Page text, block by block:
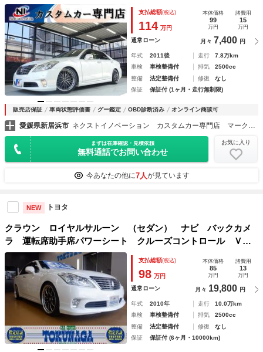
ナビ・フルセグ・ブルートゥース・バックカメラ・ビルトイン
ＥＴＣ・オートクルーズ・クリアランスソナー・木目調ハンド
ル・
支払総額(税込)
114 万円
本体価格
99
万円
諸費用
15
万円
通常ローン 月々 7,400 円
年式 2011後 走行
7.8万km
車検
車検整備付 排気
2500cc
整備
法定整備付 修復
なし
保証
保証付 (1ヶ月・走行無制限)
販売店保証 車両状態評価書 グー鑑定 OBD診断済み オンライン商談可
愛媛県新居浜市 ネクストイノベーション カスタムカー専門店 マークＸ・クラウン・プリウス専門店
まずは在庫確認・見積依頼
無料通話でお問い合わせ
お気に入り
今あなたの他に7人が見ています
NEW トヨタ
クラウン ロイヤルサルーン （セダン） ナビ バックカメ
ラ 運転席助手席パワーシート クルーズコントロール ＶＳ
Ｃ プッシュスタート スマートキー キセノン 電動格納ミ
ラー Ｖ型６気筒ＤＯＨＣエンジン メーカーオプションカラ
ー
支払総額(税込)
98 万円
本体価格
85
万円
諸費用
13
万円
通常ローン 月々 19,800 円
年式 2010年 走行
10.0万km
車検
車検整備付 排気
2500cc
整備
法定整備付 修復
なし
保証
保証付 (6ヶ月・10000km)